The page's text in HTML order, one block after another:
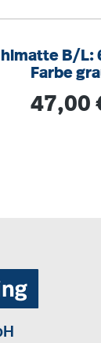
B/L:
Farbe
Regulärer
47,00